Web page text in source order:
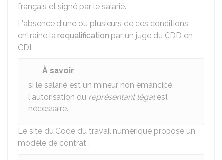
français et signé par le salarié.
L'absence d'une ou plusieurs de ces conditions
entraîne la requalification par un juge du CDD en
CDI.
À savoir
si le salarié est un mineur non émancipé,
l'autorisation du représentant légalest
nécessaire.
Le site du Code du travail numérique propose un
modèle de contrat :